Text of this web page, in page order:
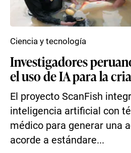
Investigadores
el uso de IA para la
El proyecto ScanFish
inteligencia artificial con
médico para generar una
acorde a estándare...
Ciencia y tecnología